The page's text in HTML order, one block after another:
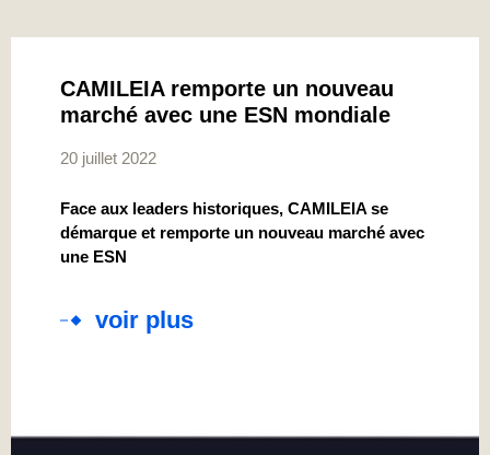
CAMILEIA remporte un nouveau
marché avec une ESN mondiale
20 juillet 2022
Face aux leaders historiques, CAMILEIA se
démarque et remporte un nouveau marché avec
une ESN
voir plus